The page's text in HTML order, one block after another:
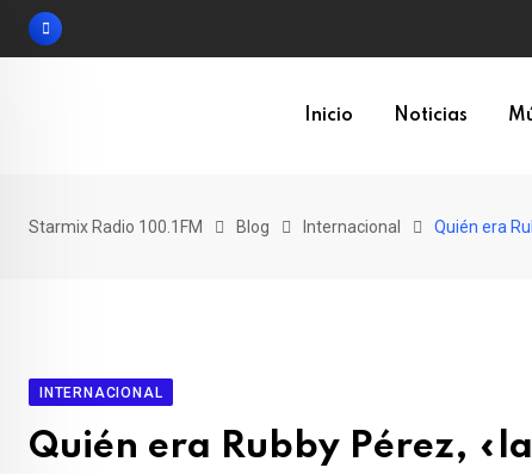
Skip
Inicio Noticias
Starmix Radio 100.1FM Blog Internacional Quién era
INTERNACIONAL
Quién era Rubby Pérez,